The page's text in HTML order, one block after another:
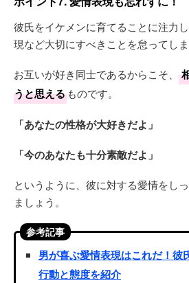
彼氏をイケメンに育てることに注力
現など大切にすべきことを怠ってしま
お互いが好き同士であるからこそ、
うと思える ものです。
「あなたの性格が大好きだよ」
「今のあなたも十分素敵だよ」
というように、彼に対する愛情をし
ましょう。
参考記事
男が喜ぶ愛情表現はこれだ！彼
行動と態度を紹介